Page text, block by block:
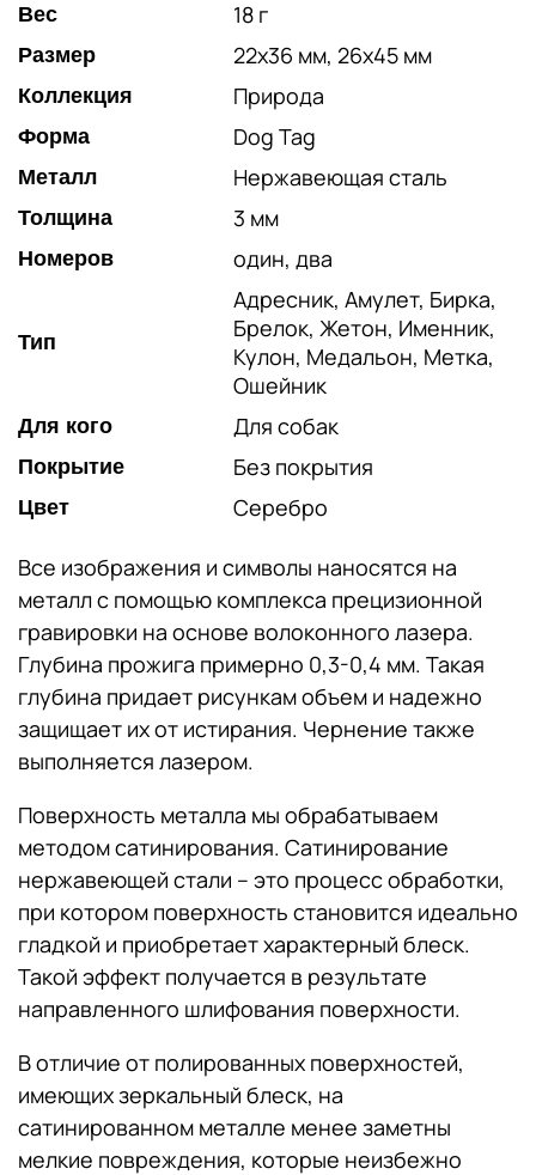
Вес 18 г
Размер 22х36 мм, 26х45 мм
Коллекция Природа
Форма Dog Tag
Металл Нержавеющая сталь
Толщина 3 мм
Номеров один, два
Тип
Адресник, Амулет, Бирка,
Брелок, Жетон, Именник,
Кулон, Медальон, Метка,
Ошейник
Для кого Для собак
Покрытие Без покрытия
Цвет Серебро
Все изображения и символы наносятся на
металл с помощью комплекса прецизионной
гравировки на основе волоконного лазера.
Глубина прожига примерно 0,3-0,4 мм. Такая
глубина придает рисункам объем и надежно
защищает их от истирания. Чернение также
выполняется лазером.
Поверхность металла мы обрабатываем
методом сатинирования. Сатинирование
нержавеющей стали – это процесс обработки,
при котором поверхность становится идеально
гладкой и приобретает характерный блеск.
Такой эффект получается в результате
направленного шлифования поверхности.
В отличие от полированных поверхностей,
имеющих зеркальный блеск, на
сатинированном металле менее заметны
мелкие повреждения, которые неизбежно